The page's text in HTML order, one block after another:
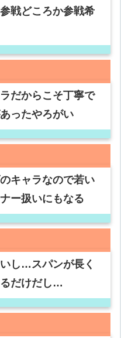
戦どころか参戦希
だからこそ丁寧で
ったやろがい
キャラなので若い
ー扱いにもなる
し…スパンが長く
だけだし…